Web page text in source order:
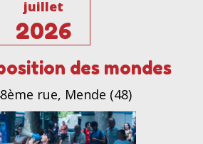
juillet
2026
des mondes
rue, Mende (48)